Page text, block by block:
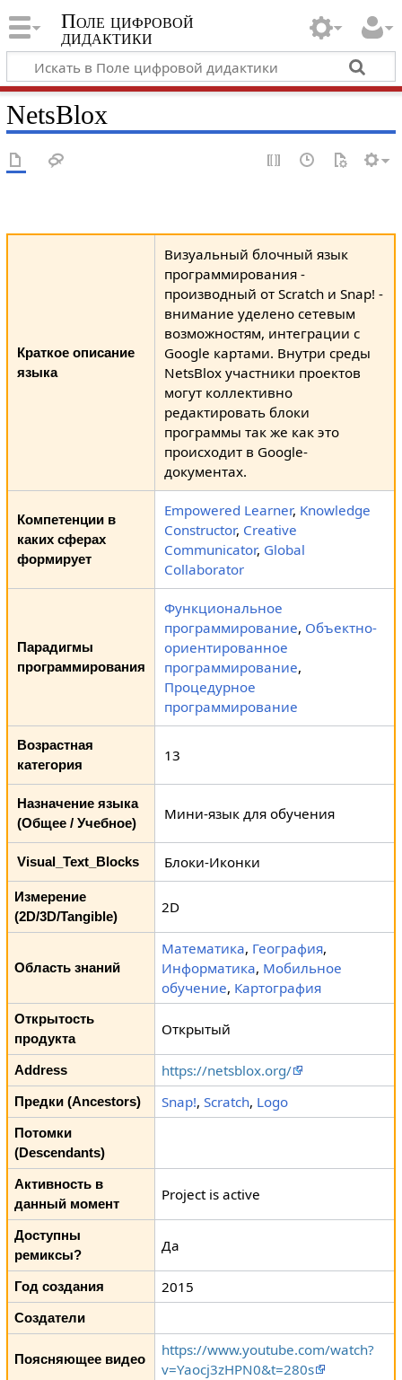
Поле цифровой
дидактики
NetsBlox
Краткое описание
языка
Визуальный блочный язык
программирования -
производный от Scratch и Snap! -
внимание уделено сетевым
возможностям, интеграции с
Google картами. Внутри среды
NetsBlox участники проектов
могут коллективно
редактировать блоки
программы так же как это
происходит в Google-
документах.
Компетенции в
каких сферах
формирует
Empowered Learner, Knowledge
Constructor, Creative
Communicator, Global
Collaborator
Парадигмы
программирования
Функциональное
программирование, Объектно-
ориентированное
программирование,
Процедурное
программирование
Возрастная
категория
13
Назначение языка
(Общее / Учебное)
Мини-язык для обучения
Visual_Text_Blocks Блоки-Иконки
Измерение
(2D/3D/Tangible)
2D
Область знаний
Математика, География,
Информатика, Мобильное
обучение, Картография
Открытость
продукта
Открытый
Address https://netsblox.org/
Предки (Ancestors) Snap!,Scratch, Logo
Потомки
(Descendants)
Активность в
данный момент
Project is active
Доступны
ремиксы?
Да
Год создания 2015
Создатели
Поясняющее видео
https://www.youtube.com/watch?
v=Yaocj3zHPN0&t=280s